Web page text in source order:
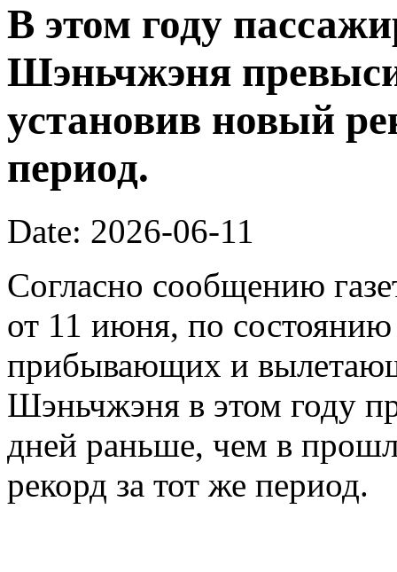
В этом году
Шэньчжэня
установив новый
период.
Date: 2026-06-11
Согласно сообщению
от 11 июня, по
прибывающих и
Шэньчжэня в этом году
дней раньше, чем в
рекорд за тот же период.